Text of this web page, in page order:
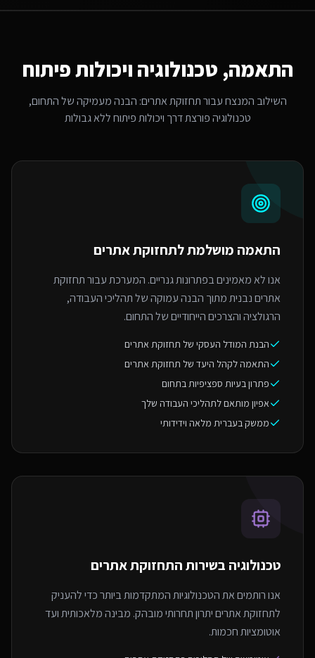
התאמה, טכנולוגיה ויכולות פיתוח
השילוב המנצח עבורתחזוקת אתרים: הבנה מעמיקה של התחום,
טכנולוגיה פורצת דרך ויכולות פיתוח ללא גבולות
התאמה מושלמת לתחזוקת אתרים
אנו לא מאמינים בפתרונות גנריים. המערכת עבור תחזוקת
אתרים נבנית מתוך הבנה עמוקה של תהליכי העבודה,
הרגולציה והצרכים הייחודיים של התחום.
הבנת המודל העסקי של תחזוקת אתרים
התאמה לקהל היעד של תחזוקת אתרים
פתרון בעיות ספציפיות בתחום
אפיון מותאם לתהליכי העבודה שלך
ממשק בעברית מלאה וידידותי
טכנולוגיה בשירות התחזוקת אתרים
אנו רותמים את הטכנולוגיות המתקדמות ביותר כדי להעניק
לתחזוקת אתרים יתרון תחרותי מובהק. מבינה מלאכותית ועד
אוטומציות חכמות.